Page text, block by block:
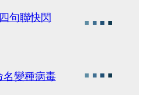
句聯快閃
變種病毒